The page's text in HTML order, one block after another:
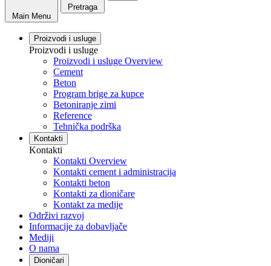
Main Menu
Pretraga
Proizvodi i usluge
Proizvodi i usluge
Proizvodi i usluge Overview
Cement
Beton
Program brige za kupce
Betoniranje zimi
Reference
Tehnička podrška
Kontakti
Kontakti
Kontakti Overview
Kontakti cement i administracija
Kontakti beton
Kontakti za dioničare
Kontakt za medije
Održivi razvoj
Informacije za dobavljače
Mediji
O nama
Dioničari